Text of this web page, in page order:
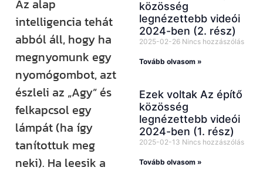
Az alap
intelligencia tehát
abból áll, hogy ha
megnyomunk egy
nyomógombot, azt
észleli az „Agy” és
felkapcsol egy
lámpát (ha így
tanítottuk meg
neki). Ha leesik a
közösség
legnézettebb videói
2024-ben (2. rész)
2025-02-26 Nincs hozzászólás
Tovább olvasom »
Ezek voltak Az építő
közösség
legnézettebb videói
2024-ben (1. rész)
2025-02-13 Nincs hozzászólás
Tovább olvasom »